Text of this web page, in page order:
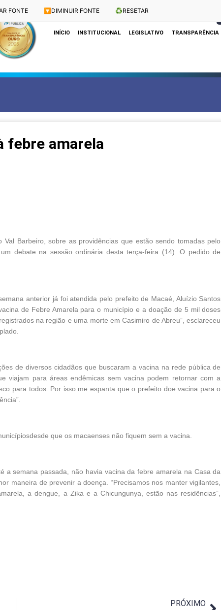
FONTE 🔽 DIMINUIR FONTE ♻️RESETAR
Dias e Horários das Sessões: Terças e Quartas às 10h
INÍCIO INSTITUCIONAL LEGISLATIVO TRANSPARÊNCIA
febre amarela
Barbeiro, sobre as providências que estão sendo tomadas pelo
debate na sessão ordinária desta terça-feira (14). O pedido de
anterior já foi atendida pelo prefeito de Macaé, Aluízio Santos
de Febre Amarela para o município e a doação de 5 mil doses
na região e uma morte em Casimiro de Abreu”, esclareceu
de diversos cidadãos que buscaram a vacina na rede pública de
viajam para áreas endêmicas sem vacina podem retornar com a
para todos. Por isso me espanta que o prefeito doe vacina para o
que os macaenses não fiquem sem a vacina.
a semana passada, não havia vacina da febre amarela na Casa da
maneira de prevenir a doença. “Precisamos nos manter vigilantes,
a dengue, a Zika e a Chicungunya, estão nas residências”,
PRÓXIMO